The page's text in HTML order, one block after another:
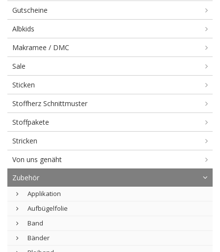
Gutscheine
Albkids
Makramee / DMC
Sale
Sticken
Stoffherz Schnittmuster
Stoffpakete
Stricken
Von uns genäht
Zubehör
Applikation
Aufbügelfolie
Band
Bänder